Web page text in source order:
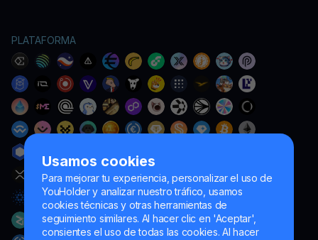
Usamos cookies
Para mejorar tu experiencia, personalizar el uso de
YouHolder y analizar nuestro tráfico, usamos
cookies técnicas y otras herramientas de
seguimiento similares. Al hacer clic en 'Aceptar',
consientes el uso de todas las cookies. Al hacer
PLATAFORMA